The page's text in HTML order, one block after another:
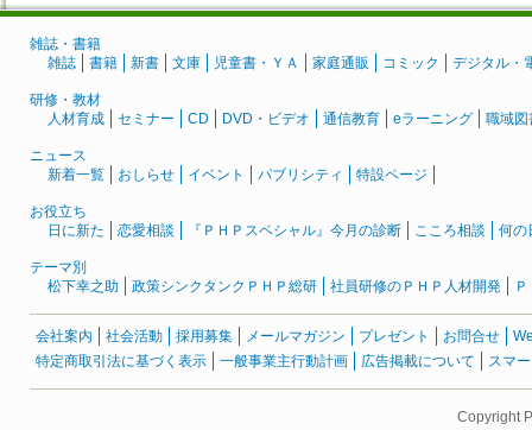
雑誌・書籍
雑誌
書籍 新書 文庫 児童書・ＹＡ 家庭通販 コミック デジタル・
研修・教材
人材育成
セミナー CD DVD・ビデオ 通信教育 eラーニング 職域図
ニュース
新着一覧
おしらせ イベント パブリシティ 特設ページ
お役立ち
日に新た
恋愛相談 『ＰＨＰスペシャル』今月の診断 こころ相談 何の
テーマ別
松下幸之助
政策シンクタンクＰＨＰ総研 社員研修のＰＨＰ人材開発
会社案内 社会活動 採用募集 メールマガジン プレゼント お問合せ
特定商取引法に基づく表示
一般事業主行動計画 広告掲載について スマ
Copyright